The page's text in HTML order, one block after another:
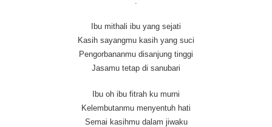
Ibu mithali ibu yang sejati
Kasih sayangmu kasih yang suci
Pengorbananmu disanjung tinggi
Jasamu tetap di sanubari
Ibu oh ibu fitrah ku murni
Kelembutanmu menyentuh hati
Semai kasihmu dalam jiwaku